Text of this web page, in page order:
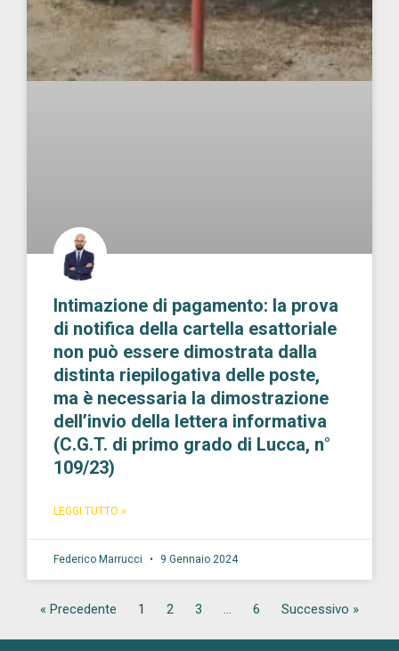
Intimazione di pagamento: la prova
di notifica della cartella esattoriale
non può essere dimostrata dalla
distinta riepilogativa delle poste,
ma è necessaria la dimostrazione
dell’invio della lettera informativa
(C.G.T. di primo grado di Lucca, n°
109/23)
LEGGI TUTTO »
Federico Marrucci 9 Gennaio 2024
« Precedente 1 2 3 … 6 Successivo »